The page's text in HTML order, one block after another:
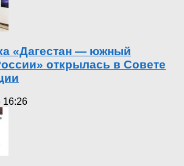
«Дагестан — южный
открылась в Совете
16:26